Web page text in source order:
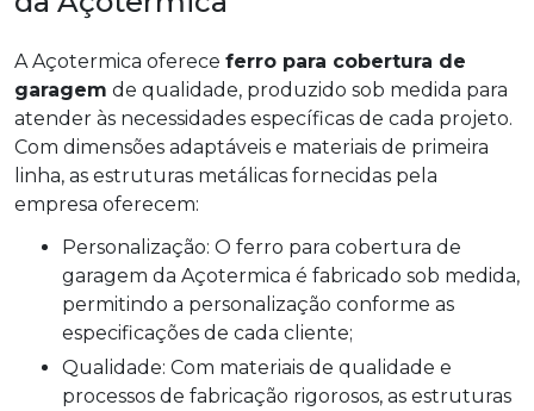
A Açotermica oferece ferro para cobertura de
garagem de qualidade, produzido sob medida para
atender às necessidades específicas de cada projeto.
Com dimensões adaptáveis e materiais de primeira
linha, as estruturas metálicas fornecidas pela
empresa oferecem:
Personalização: O ferro para cobertura de
garagem da Açotermica é fabricado sob medida,
permitindo a personalização conforme as
especificações de cada cliente;
Qualidade: Com materiais de qualidade e
processos de fabricação rigorosos, as estruturas